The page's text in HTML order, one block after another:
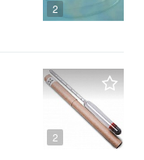
2
2